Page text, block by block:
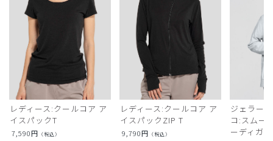
レディース:クールコア ア
イスパックT
7,590円 （税込）
レディース:クールコア ア
イスパックZIP T
9,790円 （税込）
ジェラー
コ:スムー
ーディガン